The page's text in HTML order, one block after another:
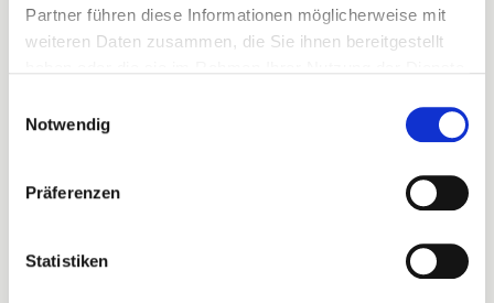
Partner führen diese Informationen möglicherweise mit
weiteren Daten zusammen, die Sie ihnen bereitgestellt
Notwendig
Präferenzen
Statistiken
Ihre Buchungsvorteile
Persönlicher Ansprechpartner vor Ort
eigene Hausdamen